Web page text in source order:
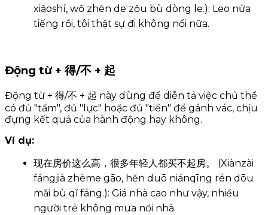
xiǎoshí, wǒ zhēn de zǒu bù dòng le.): Leo nửa
tiếng rồi, tôi thật sự đi không nổi nữa.
Động từ + 得/不 + 起
Động từ + 得/不 + 起 này dùng để diễn tả việc chủ thể
có đủ "tầm", đủ "lực" hoặc đủ "tiền" để gánh vác, chịu
đựng kết quả của hành động hay không.
Ví dụ:
现在房价这么高，很多年轻人都买不起房。 (Xiànzài
fángjià zhème gāo, hěn duō niánqīng rén dōu
mǎi bù qǐ fáng.): Giá nhà cao như vậy, nhiều
người trẻ không mua nổi nhà.